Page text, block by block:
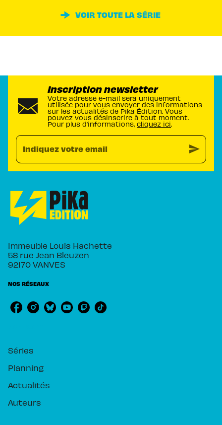
VOIR TOUTE LA SÉRIE
Inscription newsletter
Votre adresse e-mail sera uniquement
utilisée pour vous envoyer des informations
sur les actualités de Pika Édition. Vous
pouvez vous désinscrire à tout moment.
Pour plus d’informations, cliquez ici.
Indiquez votre email send
Immeuble Louis Hachette
58 rue Jean Bleuzen
92170 VANVES
NOS RÉSEAUX
Séries
Planning
Actualités
Auteurs